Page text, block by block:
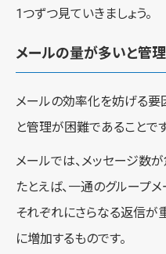
1つずつ見ていきましょう。
メールの量が多いと管
メールの効率化を妨げる要
と管理が困難であることです
メールでは、メッセージ数
たとえば、一通のグループ
それぞれにさらなる返信
に増加するものです。